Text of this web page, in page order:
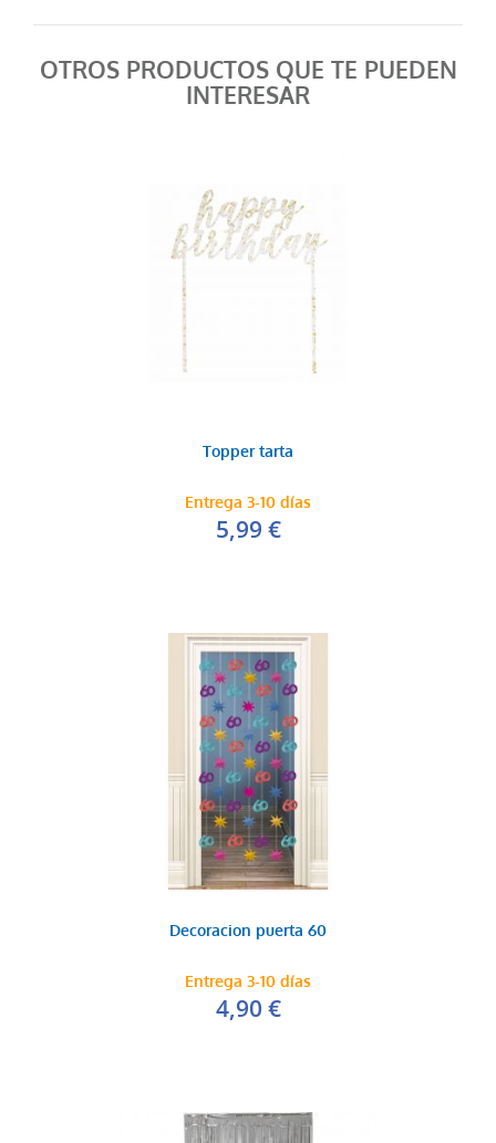
OTROS PRODUCTOS QUE TE PUEDEN
INTERESAR
Topper tarta
Entrega 3-10 días
5,99 €
Decoracion puerta 60
Entrega 3-10 días
4,90 €